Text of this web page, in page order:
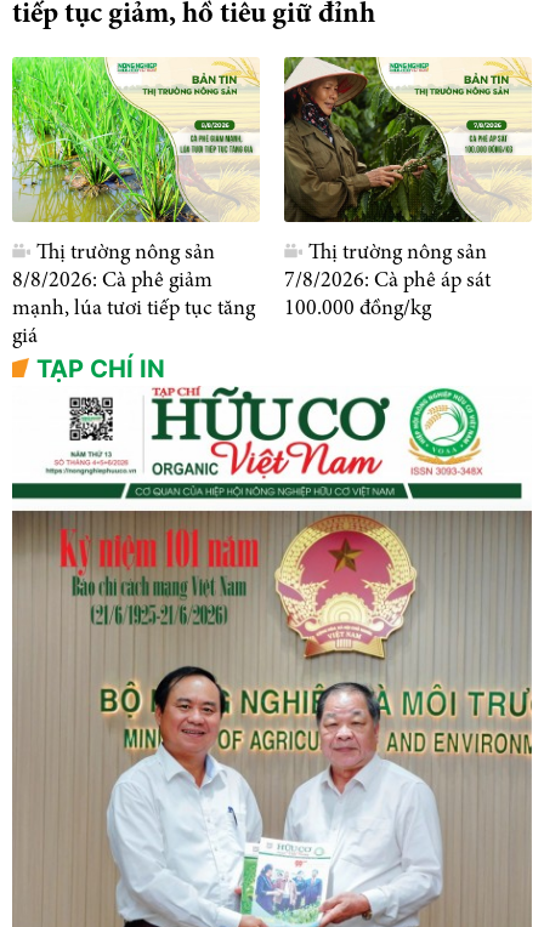
tiếp tục giảm, hồ tiêu giữ đỉnh
Thị trường nông sản
8/8/2026: Cà phê giảm
mạnh, lúa tươi tiếp tục tăng
giá
Thị trường nông sản
7/8/2026: Cà phê áp sát
100.000 đồng/kg
TẠP CHÍ IN